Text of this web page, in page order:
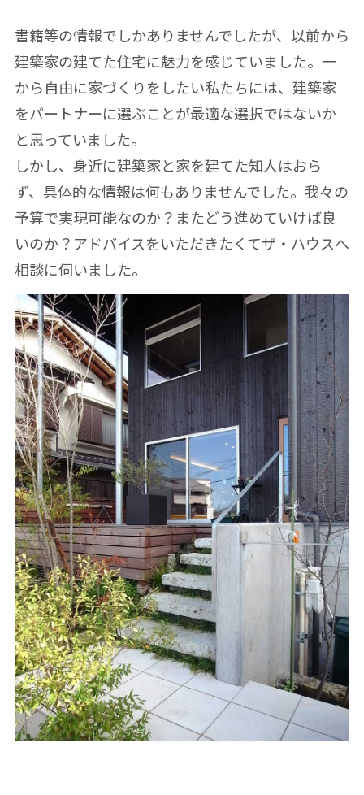
書籍等の情報でしかありませんでしたが、以前から
建築家の建てた住宅に魅力を感じていました。一
から自由に家づくりをしたい私たちには、建築家
をパートナーに選ぶことが最適な選択ではないか
と思っていました。
しかし、身近に建築家と家を建てた知人はおら
ず、具体的な情報は何もありませんでした。我々の
予算で実現可能なのか？またどう進めていけば良
いのか？アドバイスをいただきたくてザ・ハウスへ
相談に伺いました。